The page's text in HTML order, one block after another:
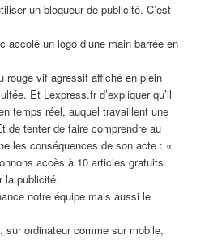
un bloqueur de publicité. C’est
accolé un logo d’une main barrée en
rouge vif agressif affiché en plein
Et Lexpress.fr d’expliquer qu’il
temps réel, auquel travaillent une
de tenter de faire comprendre au
les conséquences de son acte : «
accès à 10 articles gratuits.
la publicité.
notre équipe mais aussi le
sur ordinateur comme sur mobile,